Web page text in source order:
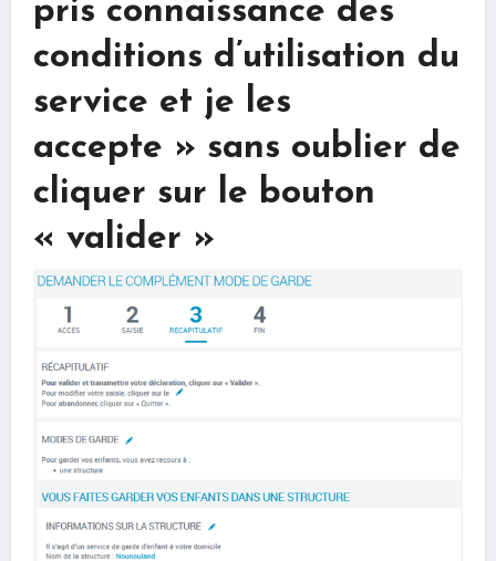
pris connaissance des
conditions d’utilisation du
service et je les
accepte » sans oublier de
cliquer sur le bouton
« valider »